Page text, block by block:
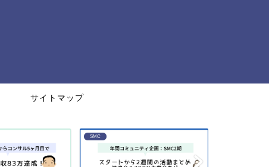
サイトマップ
SMC